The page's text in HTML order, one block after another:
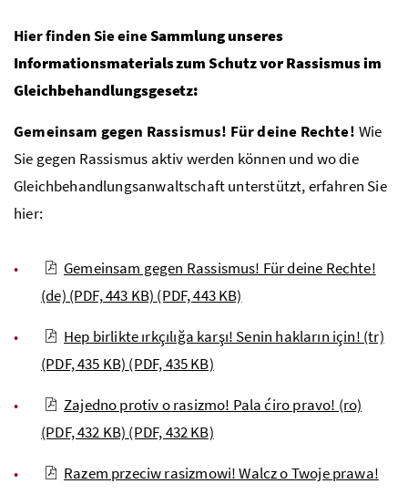
Hier finden Sie eineSammlung unseres
Informationsmaterials zum Schutz vor Rassismus im
Gleichbehandlungsgesetz:
Gemeinsam gegen Rassismus! Für deine Rechte! Wie
Sie gegen Rassismus aktiv werden können und wo die
Gleichbehandlungsanwaltschaft unterstützt, erfahren Sie
hier:
Gemeinsam gegen Rassismus! Für deine Rechte!
(de) (PDF, 443 KB) (PDF, 443 KB)
Hep birlikte ırkçılığa karşı! Senin hakların için! (tr)
(PDF, 435 KB) (PDF, 435 KB)
Zajedno protiv o rasizmo! Pala ćiro pravo! (ro)
(PDF, 432 KB) (PDF, 432 KB)
Razem przeciw rasizmowi! Walcz o Twoje prawa!